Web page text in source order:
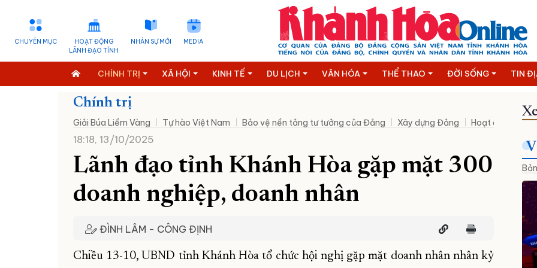
CHUYÊN MỤC
HOẠT ĐỘNG
LÃNH ĐẠO TỈNH
NHÂN SỰ MỚI MEDIA
CHÍNH TRỊ XÃ HỘI KINH TẾ DU LỊCH VĂN HÓA THỂ THAO ĐỜI SỐNG TIN
Chính trị
Giải Búa Liềm Vàng Tự hào Việt Nam Bảo vệ nền tảng tư tưởng của Đảng Xây dựng Đảng Hoạt động lãnh
18:18, 13/10/2025
Lãnh đạo tỉnh Khánh Hòa gặp mặt 300
doanh nghiệp, doanh nhân
ĐÌNH LÂM - CÔNG ĐỊNH
Chiều 13-10, UBND tỉnh Khánh Hòa tổ chức hội nghị gặp mặt doanh nhân nhân kỷ